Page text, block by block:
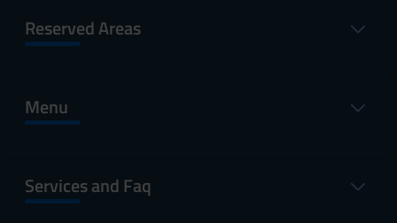
Reserved Areas
Menu
Services and Faq